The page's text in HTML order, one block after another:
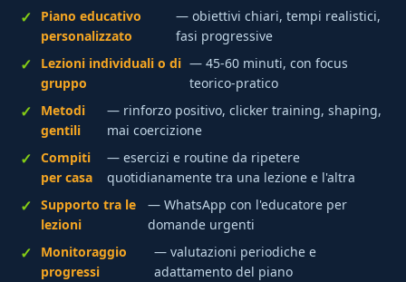
Piano educativo
personalizzato
— obiettivi chiari, tempi realistici,
fasi progressive
Lezioni individuali o di
gruppo
— 45-60 minuti, con focus
teorico-pratico
Metodi
gentili
— rinforzo positivo, clicker training, shaping,
mai coercizione
Compiti
per casa
— esercizi e routine da ripetere
quotidianamente tra una lezione e l'altra
Supporto tra le
lezioni
— WhatsApp con l'educatore per
domande urgenti
Monitoraggio
progressi
— valutazioni periodiche e
adattamento del piano